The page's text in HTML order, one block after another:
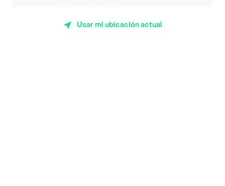
App Store Google play AppGallery
Usar mi ubicación actual